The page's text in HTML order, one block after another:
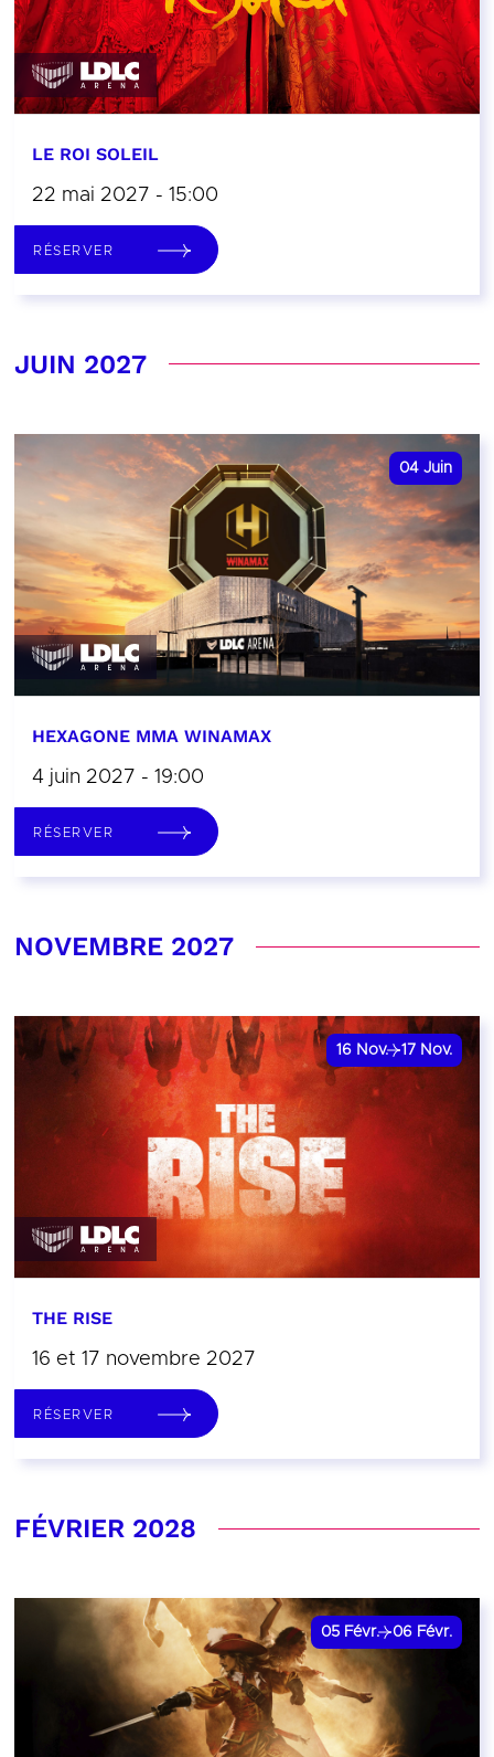
LE ROI SOLEIL
22 mai 2027 - 15:00
RÉSERVER
JUIN 2027
04 Juin
HEXAGONE MMA WINAMAX
4 juin 2027 - 19:00
RÉSERVER
NOVEMBRE 2027
16 Nov. 17 Nov.
THE RISE
16 et 17 novembre 2027
RÉSERVER
FÉVRIER 2028
05 Févr. 06 Févr.